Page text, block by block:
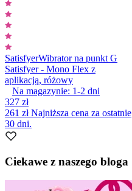
SatisfyerWibrator na punkt G
Satisfyer - Mono Flex z
aplikacją, różowy
Na magazynie: 1-2 dni
327 zł
261 złNajniższa cena za ostatnie
30 dni.
Ciekawe z naszego bloga